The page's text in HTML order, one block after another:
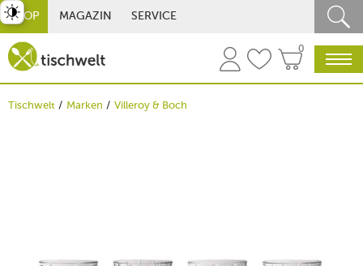
SHOP MAGAZIN SERVICE
0
Tischwelt Marken Villeroy & Boch
umschalten